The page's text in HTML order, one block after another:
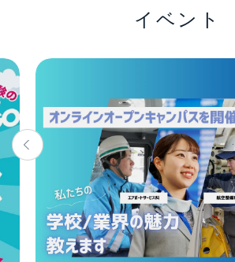
イベント